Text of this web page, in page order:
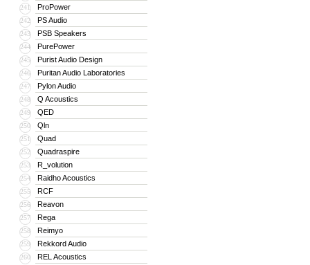
241 ProPower
242 PS Audio
243 PSB Speakers
244 PurePower
245 Purist Audio Design
246 Puritan Audio Laboratories
247 Pylon Audio
248 Q Acoustics
249 QED
250 Qln
251 Quad
252 Quadraspire
253 R_volution
254 Raidho Acoustics
255 RCF
256 Reavon
257 Rega
258 Reimyo
259 Rekkord Audio
260 REL Acoustics